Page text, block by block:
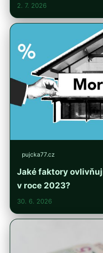
2. 7. 2026
pujcka77.cz
Jaké faktory
v roce 2023?
30. 6. 2026